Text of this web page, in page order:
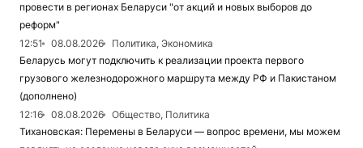
провести в регионах Беларуси "от акций и новых выборов до
реформ"
12:51
08.08.2026
Политика, Экономика
Беларусь могут подключить к реализации проекта первого
грузового железнодорожного маршрута между РФ и Пакистаном
(дополнено)
12:16
08.08.2026
Общество, Политика
Тихановская: Перемены в Беларуси — вопрос времени, мы можем